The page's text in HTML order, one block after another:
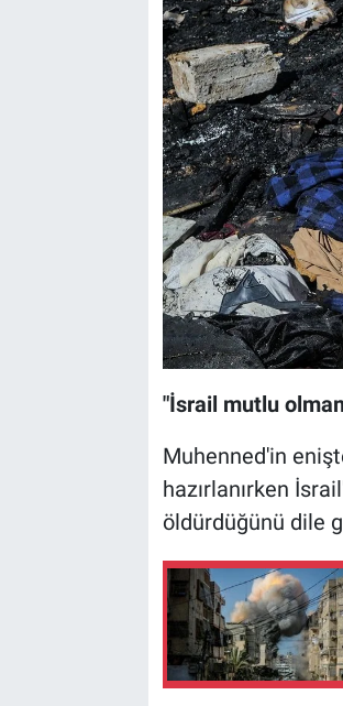
"İsrail mutlu
Muhenned'in
hazırlanırken
öldürdüğünü dile